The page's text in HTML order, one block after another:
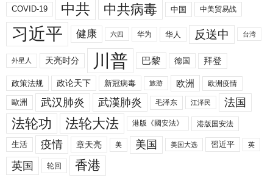
COVID-19 中共 中共病毒 中国 中美贸易战
习近平 健康 六四 华为 华人 反送中 台湾
外星人 天亮时分 川普 巴黎 德国 拜登
政策法规 政论天下 新冠病毒 旅游 欧洲 欧洲疫情
歐洲 武汉肺炎 武漢肺炎 毛泽东 江泽民 法国
法轮功 法轮大法 港版《國安法》 港版国安法
生活 疫情 章天亮 美 美国 美国大选 習近平 英
英国 轮回 香港